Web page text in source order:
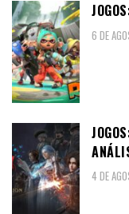
6 DE
4 DE